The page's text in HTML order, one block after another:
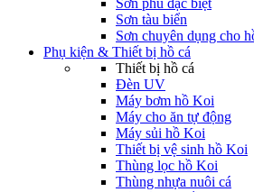
Sơn tàu biển
Sơn chuyên dụng cho
Phụ kiện & Thiết bị hồ cá
Thiết bị hồ cá
Đèn UV
Máy bơm hồ Koi
Máy cho ăn tự động
Máy sủi hồ Koi
Thiết bị vệ sinh hồ Koi
Thùng lọc hồ Koi
Thùng nhựa nuôi cá